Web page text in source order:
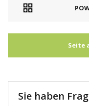
Seite
Sie haben